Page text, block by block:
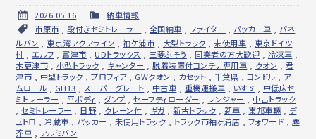
2026.05.16
納車情報
市原市 ,段付きセミトレーラー 全国納車 ,ファイター パッカー車
パネ
ルバン
東京湾アクアライン ,袖ケ浦市 大型トラック ,未使用車
東京ドイツ
村
エルフ 富津市 UDトラックス 三菱ふそう 同業者の方大歓迎 冷凍車
木更津市
小型トラック キャンター ,脱着装置付コンテナ専用車 クオン
君
津市
中型トラック ,プロフィア, GWクオン カセット 千葉県 コンドル
アー
ムロール
GH13 スーパーグレート 中古車 重機運搬車 いすゞ
中低床セ
ミトレーラー
平ボディ ダンプ ,セーフティローダー レンジャー
中古トラック
,セミトレーラー 日野 クレーン付 ギガ ,新古トラック 新車 東邦車輛
デ
ュトロ
,冷蔵車 パッカー 未使用トラック トラック市袖ヶ浦店 フォワード
塵
芥車
アルミバン